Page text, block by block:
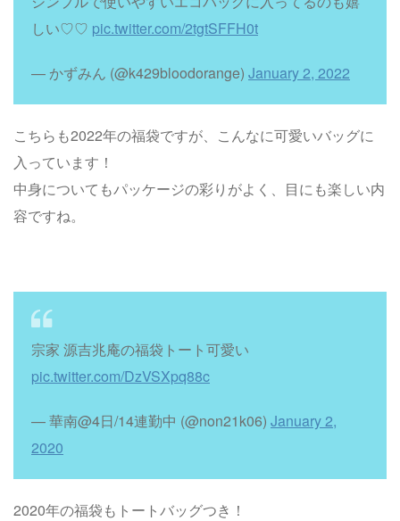
しい♡♡ pic.twitter.com/2tgtSFFH0t
— かずみん (@k429bloodorange) January 2, 2022
こちらも2022年の福袋ですが、こんなに可愛いバッグに
入っています！
中身についてもパッケージの彩りがよく、目にも楽しい内
容ですね。
宗家 源吉兆庵の福袋トート可愛い
pic.twitter.com/DzVSXpq88c
— 華南@4日/14連勤中 (@non21k06) January 2,
2020
2020年の福袋もトートバッグつき！